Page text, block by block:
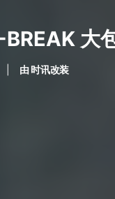
大
由时讯改装